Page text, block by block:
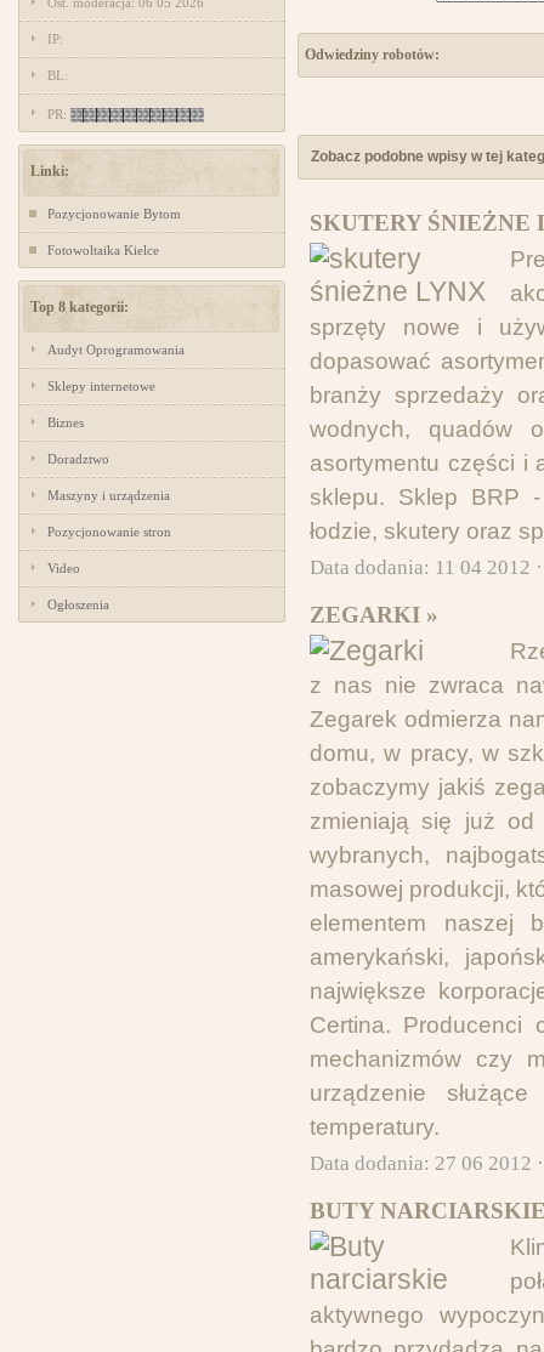
IP:
BL:
PR:
Linki:
Pozycjonowanie Bytom
Fotowoltaika Kielce
Top 8 kategorii:
Audyt Oprogramowania
Sklepy internetowe
Biznes
Doradztwo
Maszyny i urządzenia
Pozycjonowanie stron
Video
Ogłoszenia
Odwiedziny robotów:
Zobacz podobne wpisy w tej
SKUTERY ŚNIEŻNE
sprzęty nowe i
dopasować
branży sprzedaży
wodnych, quadów
asortymentu części i
sklepu. Sklep BRP -
łodzie, skutery oraz
Data dodania: 11 04 2012
ZEGARKI »
z nas nie zwraca
Zegarek odmierza
domu, w pracy, w
zobaczymy jakiś
zmieniają się już od
wybranych,
masowej produkcji,
elementem naszej
amerykański,
największe
Certina. Producenci
mechanizmów czy
urządzenie
temperatury.
Data dodania: 27 06 2012
BUTY
aktywnego